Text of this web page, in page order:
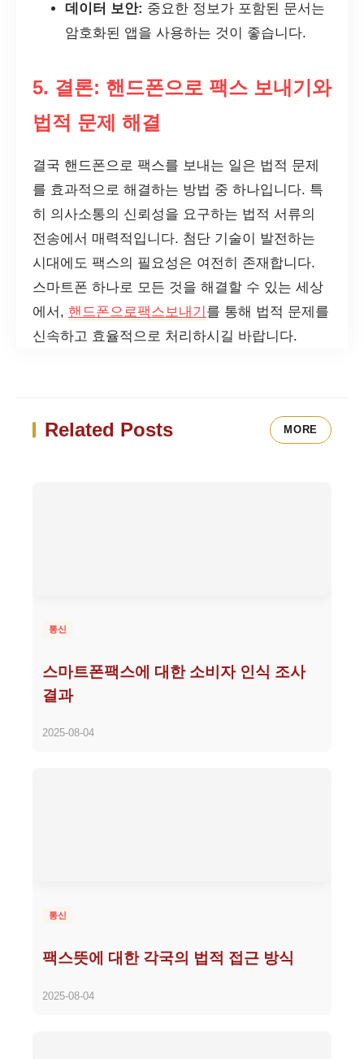
데이터 보안: 중요한 정보가 포함된 문서는
암호화된 앱을 사용하는 것이 좋습니다.
5. 결론: 핸드폰으로 팩스 보내기와
법적 문제 해결
결국 핸드폰으로 팩스를 보내는 일은 법적 문제
를 효과적으로 해결하는 방법 중 하나입니다. 특
히 의사소통의 신뢰성을 요구하는 법적 서류의
전송에서 매력적입니다. 첨단 기술이 발전하는
시대에도 팩스의 필요성은 여전히 존재합니다.
스마트폰 하나로 모든 것을 해결할 수 있는 세상
에서, 핸드폰으로팩스보내기 를 통해 법적 문제를
신속하고 효율적으로 처리하시길 바랍니다.
Related Posts MORE
통신
스마트폰팩스에 대한 소비자 인식 조사
결과
2025-08-04
통신
팩스뜻에 대한 각국의 법적 접근 방식
2025-08-04